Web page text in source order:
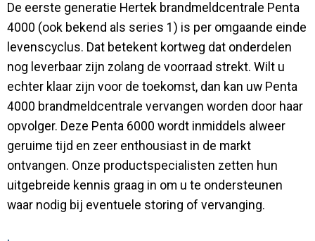
De eerste generatie Hertek brandmeldcentrale Penta
4000 (ook bekend als series 1) is per omgaande einde
levenscyclus. Dat betekent kortweg dat onderdelen
nog leverbaar zijn zolang de voorraad strekt. Wilt u
echter klaar zijn voor de toekomst, dan kan uw Penta
4000 brandmeldcentrale vervangen worden door haar
opvolger. Deze Penta 6000 wordt inmiddels alweer
geruime tijd en zeer enthousiast in de markt
ontvangen. Onze productspecialisten zetten hun
uitgebreide kennis graag in om u te ondersteunen
waar nodig bij eventuele storing of vervanging.